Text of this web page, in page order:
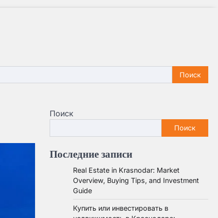
Поиск
Поиск
Последние записи
Real Estate in Krasnodar: Market
Overview, Buying Tips, and Investment
Guide
Купить или инвестировать в